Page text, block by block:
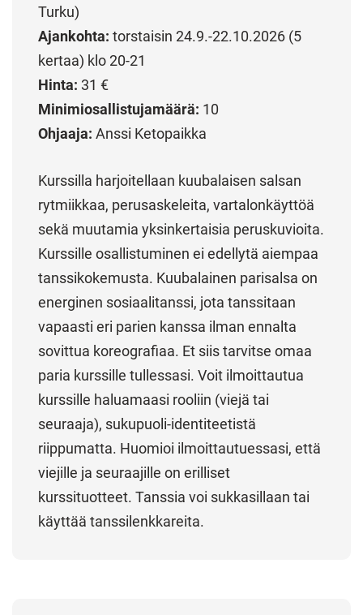
Turku)
Ajankohta: torstaisin 24.9.-22.10.2026 (5
kertaa) klo 20-21
Hinta: 31 €
Minimiosallistujamäärä: 10
Ohjaaja: Anssi Ketopaikka
Kurssilla harjoitellaan kuubalaisen salsan
rytmiikkaa, perusaskeleita, vartalonkäyttöä
sekä muutamia yksinkertaisia peruskuvioita.
Kurssille osallistuminen ei edellytä aiempaa
tanssikokemusta. Kuubalainen parisalsa on
energinen sosiaalitanssi, jota tanssitaan
vapaasti eri parien kanssa ilman ennalta
sovittua koreografiaa. Et siis tarvitse omaa
paria kurssille tullessasi. Voit ilmoittautua
kurssille haluamaasi rooliin (viejä tai
seuraaja), sukupuoli-identiteetistä
riippumatta. Huomioi ilmoittautuessasi, että
viejille ja seuraajille on erilliset
kurssituotteet. Tanssia voi sukkasillaan tai
käyttää tanssilenkkareita.